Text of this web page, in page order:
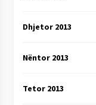
Dhjetor 2013
Nëntor 2013
Tetor 2013